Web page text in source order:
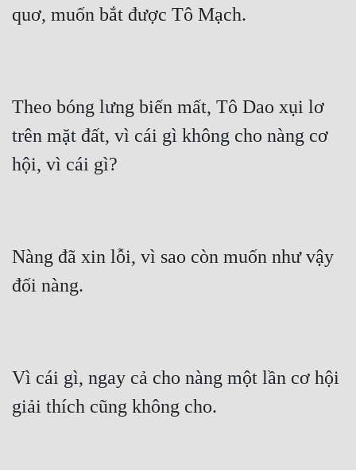
quơ, muốn bắt được Tô Mạch.
Theo bóng lưng biến mất, Tô Dao xụi lơ
trên mặt đất, vì cái gì không cho nàng cơ
hội, vì cái gì?
Nàng đã xin lỗi, vì sao còn muốn như vậy
đối nàng.
Vì cái gì, ngay cả cho nàng một lần cơ hội
giải thích cũng không cho.